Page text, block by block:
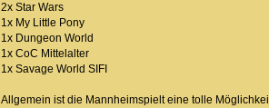
2x Star Wars
1x My Little Pony
1x Dungeon World
1x CoC Mittelalter
1x Savage World SIFI
Allgemein ist die Mannheimspielt eine tolle